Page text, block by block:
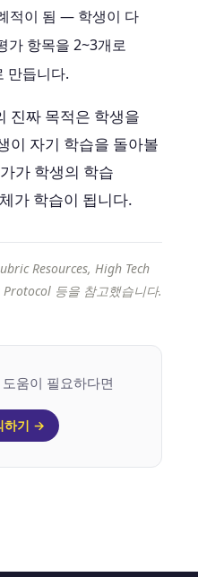
적이 됨 — 학생이 다
가 항목을 2~3개로
만듭니다.
진짜 목적은 학생을
이 자기 학습을 돌아볼
가 학생의 학습
가 학습이 됩니다.
Resources, High Tech
Protocol 등을 참고했습니다.
움이 필요하다면
하기 →